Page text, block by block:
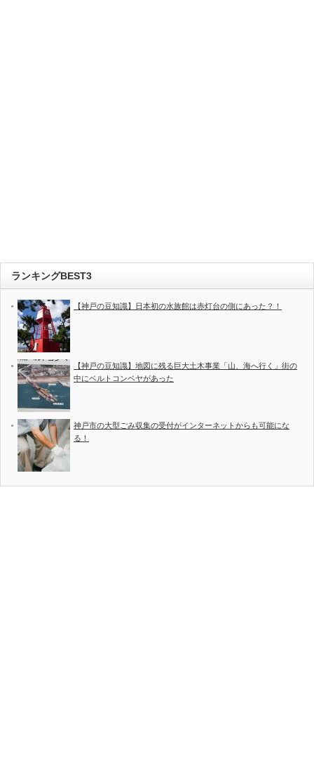
ランキングBEST3
【神戸の豆知識】日本初の水族館は赤灯台の側にあった？！
【神戸の豆知識】地図に残る巨大土木事業「山、海へ行く」街の
中にベルトコンベヤがあった
神戸市の大型ごみ収集の受付がインターネットからも可能にな
る！